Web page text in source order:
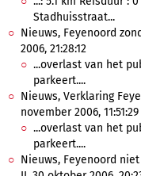
Stadhuisstraat...
Nieuws, Feyenoord
2006, 21:28:12
...overlast van het
parkeert....
Nieuws, Verklaring
november 2006, 11:51:29
...overlast van het
parkeert....
Nieuws, Feyenoord